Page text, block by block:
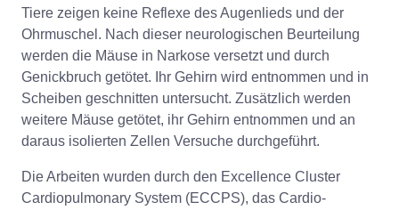
Tiere zeigen keine Reflexe des Augenlieds und der
Ohrmuschel. Nach dieser neurologischen Beurteilung
werden die Mäuse in Narkose versetzt und durch
Genickbruch getötet. Ihr Gehirn wird entnommen und in
Scheiben geschnitten untersucht. Zusätzlich werden
weitere Mäuse getötet, ihr Gehirn entnommen und an
daraus isolierten Zellen Versuche durchgeführt.
Die Arbeiten wurden durch den Excellence Cluster
Cardiopulmonary System (ECCPS), das Cardio-